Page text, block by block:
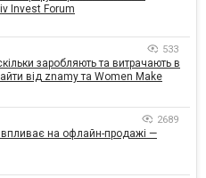
Invest Forum
533
заробляють та витрачають в
від znamy та Women Make
2689
впливає на офлайн-продажі —